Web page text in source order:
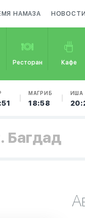
НАМАЗА НОВОСТИ
Ресторан Кафе
МАГРИБ
18:58
ИША
Багдад